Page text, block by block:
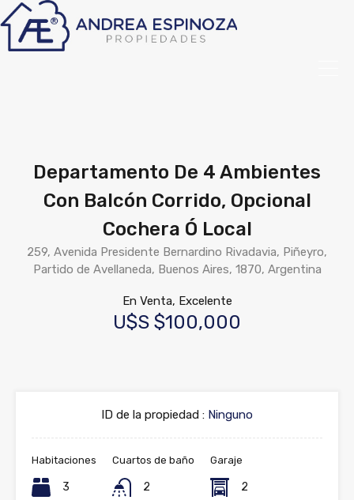
Departamento De 4 Ambientes
Con Balcón Corrido, Opcional
Cochera Ó Local
259, Avenida Presidente Bernardino Rivadavia, Piñeyro,
Partido de Avellaneda, Buenos Aires, 1870, Argentina
En Venta, Excelente
U$S $100,000
ID de la propiedad : Ninguno
Habitaciones
3
Cuartos de baño
2
Garaje
2